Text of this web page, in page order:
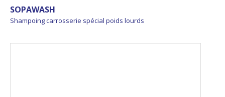
SOPAWASH
Shampoing carrosserie spécial poids lourds